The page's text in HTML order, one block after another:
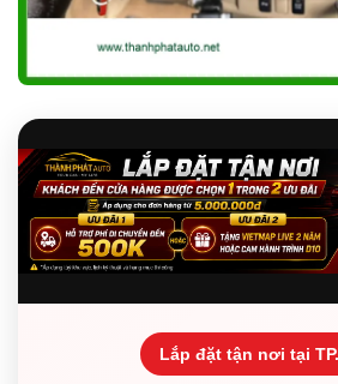
Lắp đặt tận nơi tại